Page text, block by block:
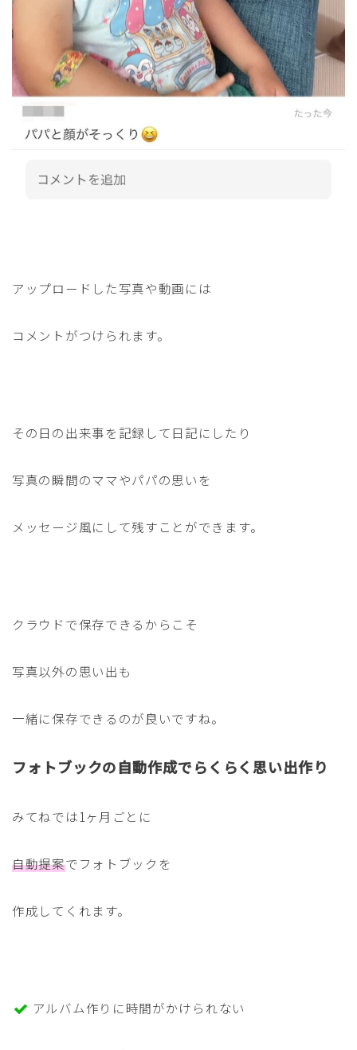
アップロードした写真や動画には
コメントがつけられます。
その日の出来事を記録して日記にしたり
写真の瞬間のママやパパの思いを
メッセージ風にして残すことができます。
クラウドで保存できるからこそ
写真以外の思い出も
一緒に保存できるのが良いですね。
フォトブックの自動作成でらくらく思い出作り
みてねでは1ヶ月ごとに
自動提案でフォトブックを
作成してくれます。
アルバム作りに時間がかけられない